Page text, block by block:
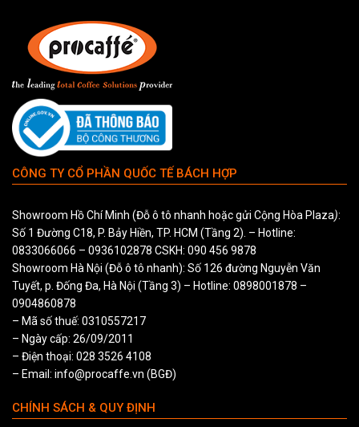
CÔNG TY CỔ PHẦN QUỐC TẾ BÁCH HỢP
Showroom Hồ Chí Minh (Đỗ ô tô nhanh hoặc gửi Cộng Hòa Plaza):
Số 1 Đường C18, P. Bảy Hiền, TP. HCM (Tầng 2). – Hotline:
0833066066 – 0936102878 CSKH: 090 456 9878
Showroom Hà Nội (Đỗ ô tô nhanh): Số 126 đường Nguyễn Văn
Tuyết, p. Đống Đa, Hà Nội (Tầng 3) – Hotline: 0898001878 –
0904860878
– Mã số thuế: 0310557217
– Ngày cấp: 26/09/2011
– Điện thoại: 028 3526 4108
– Email: info@procaffe.vn (BGĐ)
CHÍNH SÁCH & QUY ĐỊNH